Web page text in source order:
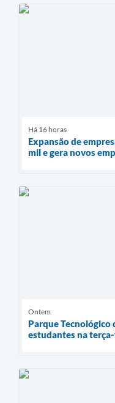
Há 16 horas
Expansão de
mil e gera novos
Ontem
Parque
estudantes na